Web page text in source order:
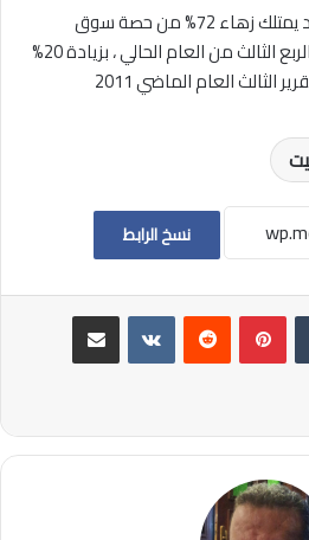
وتقول الاحصائيات ان الاندرويد يمتلك زهاء 72% من حصة سوق
الهواتف الذكية ، وفق ارقام الربع الثالث من العام الحالي ، بزيادة 20%
العام الماضي 2011
نسخ الرابط
بينتيريست
مشاركة عبر البريد